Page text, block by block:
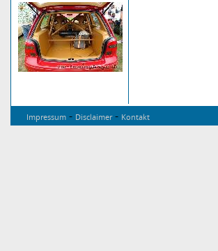
Impressum - Disclaimer- Kontakt